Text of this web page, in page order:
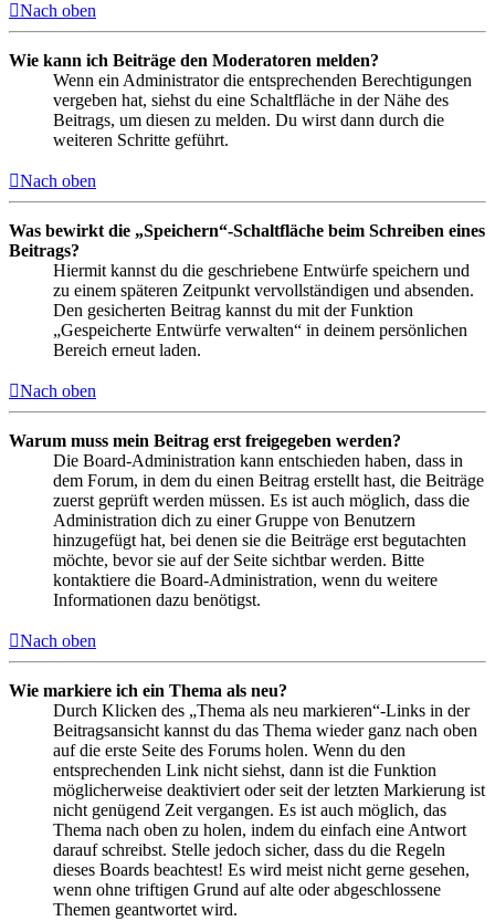
Nach oben
Wie kann ich Beiträge den Moderatoren melden?
Wenn ein Administrator die entsprechenden Berechtigungen
vergeben hat, siehst du eine Schaltfläche in der Nähe des
Beitrags, um diesen zu melden. Du wirst dann durch die
weiteren Schritte geführt.
Nach oben
Was bewirkt die „Speichern“-Schaltfläche beim Schreiben eines
Beitrags?
Hiermit kannst du die geschriebene Entwürfe speichern und
zu einem späteren Zeitpunkt vervollständigen und absenden.
Den gesicherten Beitrag kannst du mit der Funktion
„Gespeicherte Entwürfe verwalten“ in deinem persönlichen
Bereich erneut laden.
Nach oben
Warum muss mein Beitrag erst freigegeben werden?
Die Board-Administration kann entschieden haben, dass in
dem Forum, in dem du einen Beitrag erstellt hast, die Beiträge
zuerst geprüft werden müssen. Es ist auch möglich, dass die
Administration dich zu einer Gruppe von Benutzern
hinzugefügt hat, bei denen sie die Beiträge erst begutachten
möchte, bevor sie auf der Seite sichtbar werden. Bitte
kontaktiere die Board-Administration, wenn du weitere
Informationen dazu benötigst.
Nach oben
Wie markiere ich ein Thema als neu?
Durch Klicken des „Thema als neu markieren“-Links in der
Beitragsansicht kannst du das Thema wieder ganz nach oben
auf die erste Seite des Forums holen. Wenn du den
entsprechenden Link nicht siehst, dann ist die Funktion
möglicherweise deaktiviert oder seit der letzten Markierung ist
nicht genügend Zeit vergangen. Es ist auch möglich, das
Thema nach oben zu holen, indem du einfach eine Antwort
darauf schreibst. Stelle jedoch sicher, dass du die Regeln
dieses Boards beachtest! Es wird meist nicht gerne gesehen,
wenn ohne triftigen Grund auf alte oder abgeschlossene
Themen geantwortet wird.